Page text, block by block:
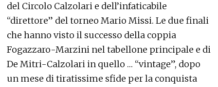
del Circolo Calzolari e dell’infaticabile
“direttore” del torneo Mario Missi. Le due finali
che hanno visto il successo della coppia
Fogazzaro-Marzini nel tabellone principale e di
De Mitri-Calzolari in quello … “vintage”, dopo
un mese di tiratissime sfide per la conquista